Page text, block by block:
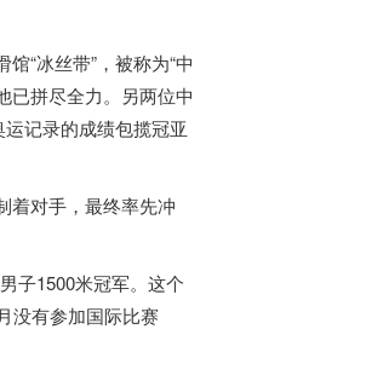
“冰丝带”，被称为“中
已拼尽全力。另两位中
运记录的成绩包揽冠亚
对手，最终率先冲
子1500米冠军。这个
没有参加国际比赛